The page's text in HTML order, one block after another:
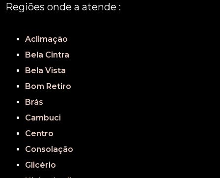
Regiões onde a atende :
Aclimação
Bela Cintra
Bela Vista
Bom Retiro
Brás
Cambuci
Centro
Consolação
Glicério